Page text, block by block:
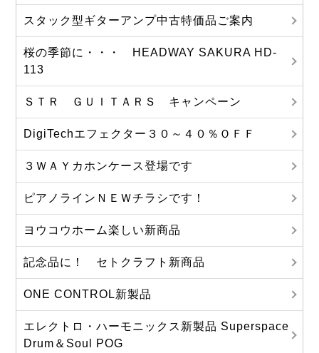
スタック型ギターアンプ中古特価品ご案内
桜の季節に・・・ HEADWAY SAKURA HD-
113
ＳＴＲ ＧＵＩＴＡＲＳ キャンペーン
DigiTechエフェクター３０～４０％ＯＦＦ
３ＷＡＹカホンケース登場です
ピアノラインＮＥＷチラシです！
ヨウコウホーム楽しい新商品
記念品に！ セトクラフト新商品
ONE CONTROL新製品
エレクトロ・ハーモニックス新製品 Superspace
Drum＆Soul POG